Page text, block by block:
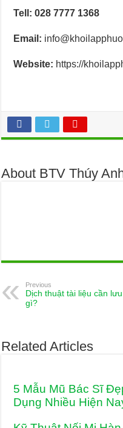
Tell: 028 7777 1368
Email:
Website: https://
About BTV Thúy
Previous
Dịch thuật tài liệu cần
gì?
Related Articles
5 Mẫu Mũ Bác Sĩ
Dụng Nhiều Hiện